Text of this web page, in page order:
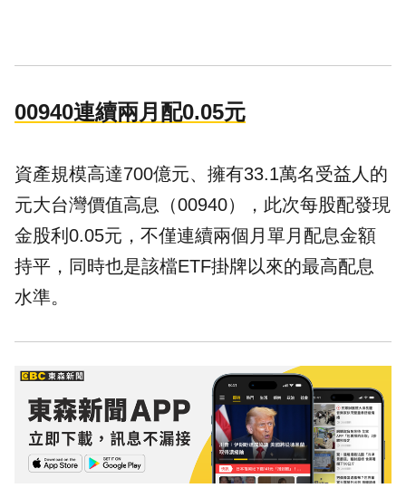
00940連續兩月配0.05元
資產規模高達700億元、擁有33.1萬名受益人的
元大台灣價值高息（00940），此次每股配發現
金股利0.05元，不僅連續兩個月單月配息金額
持平，同時也是該檔ETF掛牌以來的最高配息
水準。